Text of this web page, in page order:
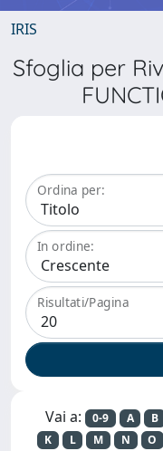
IRIS
Sfoglia per
Ordina per:
In ordine:
Risultati/Pagina
Vai a: 0-9 A B
K
L M N O